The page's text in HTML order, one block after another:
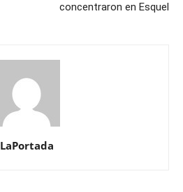
concentraron en Esquel
LaPortada